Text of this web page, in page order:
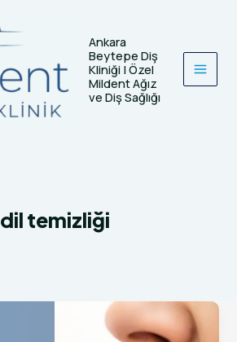
Ankara
Beytepe Diş
Kliniği | Özel
Mildent Ağız
ve Diş Sağlığı
dil temizliği